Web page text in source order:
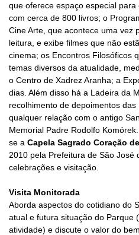
que oferece espaço especial
com cerca de 800 livros; o
Cine Arte, que acontece uma vez
leitura, e exibe filmes que não
cinema; os Encontros Filosóficos
temas diversos da atualidade,
o Centro de Xadrez Aranha; a
dias. Além disso há a Ladeira da
recolhimento de depoimentos
qualquer relação com o antigo
Memorial Padre Rodolfo
se a Capela Sagrado Coração
2010 pela Prefeitura de São José
celebrações e visitação.
Visita Monitorada
Aborda aspectos do cotidiano do
atual e futura situação do Parque
atividade) e discute o valor do